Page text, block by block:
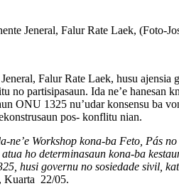
Jeneral, Falur Rate Laek, (Foto-
Falur Rate Laek, husu ajensia
no partisipasaun. Ida ne’e
ONU 1325 nu’udar konsensu ba
pos- konflitu nian.
Workshop kona-ba Feto, Pás
ho determinasaun kona-ba
husi governu no sosiedade sivil,
Kuarta 22/05.